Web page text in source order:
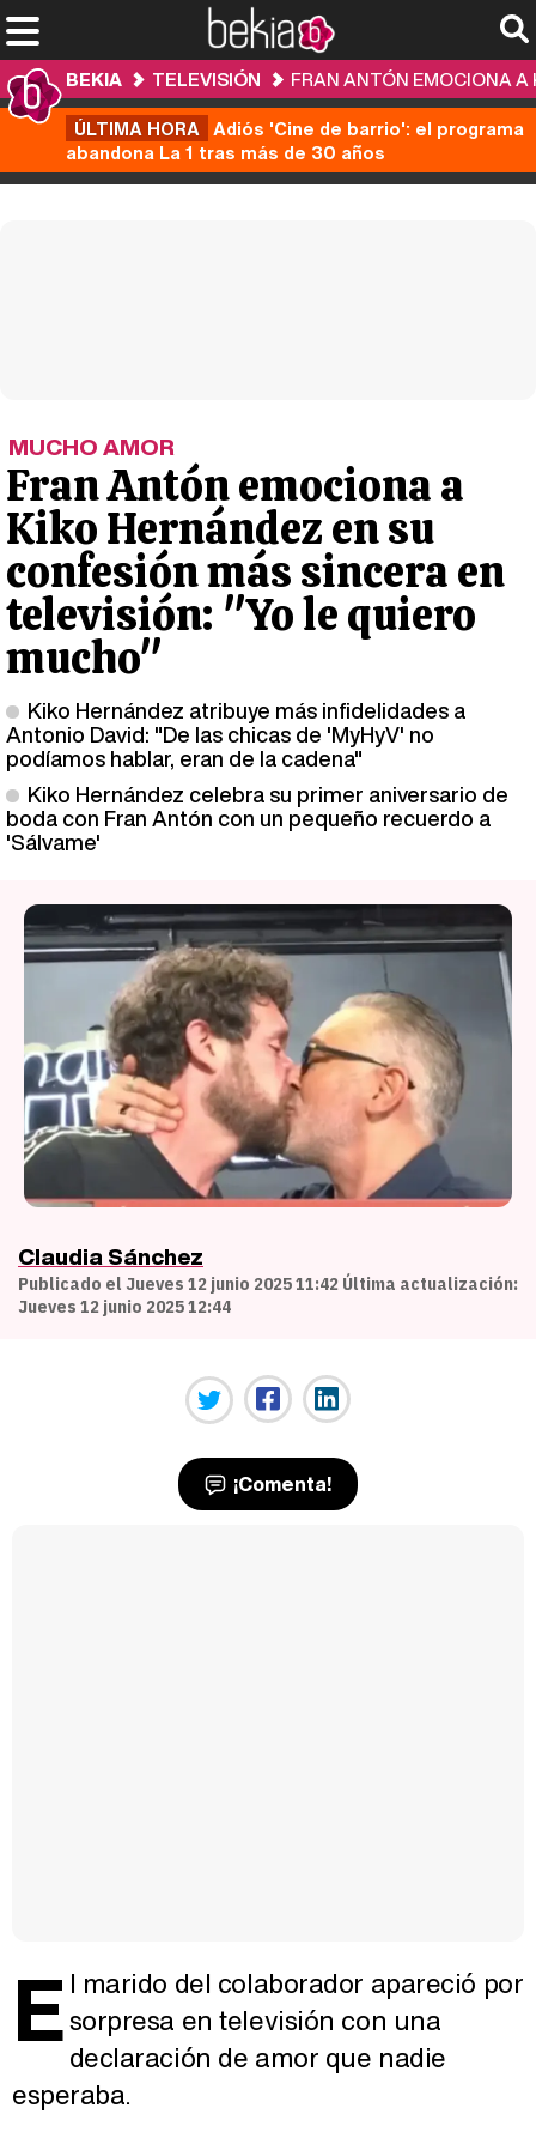
BEKIA TELEVISIÓN
FRAN ANTÓN EMOCIONA A
ÚLTIMA HORA Adiós 'Cine de barrio': el programa
abandona La 1 tras más de 30 años
MUCHO AMOR
Fran Antón emociona a
Kiko Hernández en su
confesión más sincera en
televisión: "Yo le quiero
mucho"
Kiko Hernández atribuye más infidelidades a
Antonio David: "De las chicas de 'MyHyV' no
podíamos hablar, eran de la cadena"
Kiko Hernández celebra su primer aniversario de
boda con Fran Antón con un pequeño recuerdo a
'Sálvame'
Claudia Sánchez
Publicado el Jueves 12 junio 2025 11:42 Última actualización:
Jueves 12 junio 2025 12:44
¡Comenta!
E l marido del colaborador apareció por
sorpresa en televisión con una
declaración de amor que nadie
esperaba.